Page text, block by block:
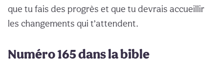
que tu fais des progrès et que tu devrais accueillir
les changements qui t’attendent.
Numéro 165 dans la bible